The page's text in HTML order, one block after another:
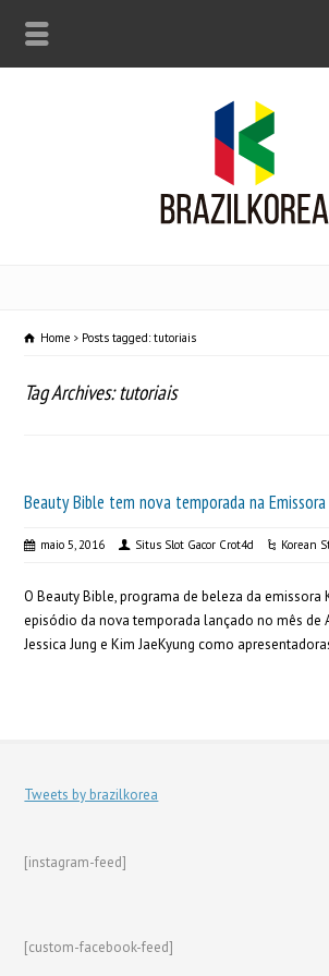
Home Posts tagged: tutoriais
Tag Archives: tutoriais
Beauty Bible tem nova temporada na Emissora
maio 5, 2016 Situs Slot Gacor Crot4d Korean
O Beauty Bible, programa de beleza da emissora
episódio da nova temporada lançado no mês de
Jessica Jung e Kim JaeKyung como
Tweets by brazilkorea
[instagram-feed]
[custom-facebook-feed]